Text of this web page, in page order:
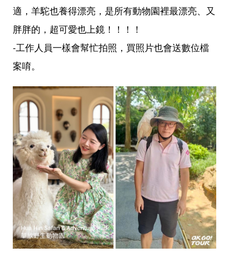
適，羊駝也養得漂亮，是所有動物園裡最漂亮、又
胖胖的，超可愛也上鏡！！！！
-工作人員一樣會幫忙拍照，買照片也會送數位檔
案唷。